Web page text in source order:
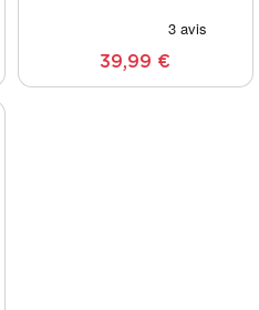
39,99 €